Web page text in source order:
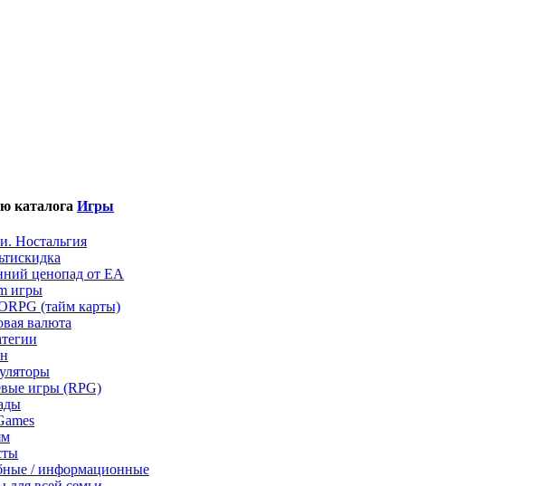
каталога Игры
Ностальгия
ценопад от EA
игры
(тайм карты)
валюта
игры (RPG)
/ информационные